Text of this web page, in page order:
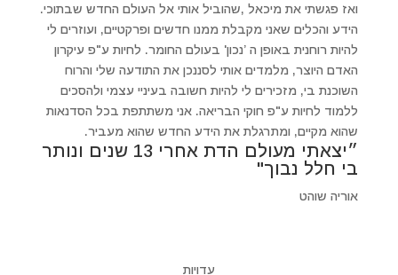
ואז פגשתי את מיכאל ,שהוביל אותי אל העולם החדש שבתוכי.
הידע והכלים שאני מקבלת ממנו חדשים ופרקטיים, ועוזרים לי
להיות רוחנית באופן ה ’נכון' בעולם החומר. לחיות ע"פ עיקרון
האדם היוצר, מלמדים אותי לסננכן את התודעה שלי והרוח
השוכנת בי, מזכירים לי להיות חשובה בעיניי עצמי ולהסכים
ללמוד לחיות ע"פ חוקי הבריאה. אני משתתפת בכל הסדנאות
שהוא מקיים, ומתרגלת את הידע החדש שהוא מעביר.
״יצאתי מעולם הדת אחרי 13 שנים ונותר
בי חלל נבוך"
אוריה שוהט
עדויות